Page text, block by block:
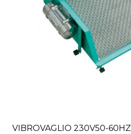
VIBROVAGLIO 230V50-60HZ